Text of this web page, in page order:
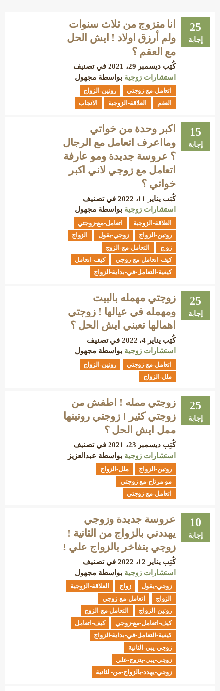
25
إجابة
انا متزوج من ثلاث سنوات
ولم أرزق اولاد ! ايش الحل
مع العقم ؟
كُتِب ديسمبر 29، 2021
في تصنيف
استشارات زوجية بواسطة مجهول
اتعامل-مع-زوجتي
روتين-الزواج
العقم
العلاقة-الزوجية الانجاب
15
إجابة
اكبر وحدة من خواتي
ومااعرف اتعامل مع الرجال
؟ عروسة جديدة ومو عارفة
اتعامل مع زوجي لاني اكبر
خواتي ؟
كُتِب يناير 11، 2022
في تصنيف
استشارات زوجية بواسطة مجهول
العلاقة-الزوجية
اتعامل-مع-زوجتي
روتين-الزواج
زوجي-يقول
الزواج
زواج
التعامل-مع-الزوج
كيف-اتعامل-مع-زوجي
كيف-اتعامل
كيفية-التعامل-في-بداية-الزواج
25
إجابة
زوجتي مهمله بالبيت
ومهمله في عيالها ! زوجتي
اهمالها تعبني ايش الحل ؟
كُتِب يناير 4، 2022
في تصنيف
استشارات زوجية بواسطة مجهول
اتعامل-مع-زوجتي
روتين-الزواج
ملل-الزواج
25
إجابة
زوجتي ممله ! اطفش من
زوجتي كثير ! زوجتي روتينها
ممل ايش الحل ؟
كُتِب ديسمبر 23، 2021
في تصنيف
استشارات زوجية بواسطة عبدالعزيز
روتين-الزواج
ملل-الزواج
مو-مرتاح-مع-زوجتي
اتعامل-مع-زوجتي
10
إجابة
عروسة جديدة وزوجي
يهددني بالزواج من الثانية !
زوجي يتفاخر بالزواج علي !
كُتِب يناير 12، 2022
في تصنيف
استشارات زوجية بواسطة مجهول
زوجي-يقول زواج
العلاقة-الزوجية
الزواج
اتعامل-مع-زوجي
روتين-الزواج
التعامل-مع-الزوج
كيف-اتعامل-مع-زوجي
كيف-اتعامل
كيفية-التعامل-في-بداية-الزواج
زوجي-يبي-الثانية
زوجي-يبي-يتزوج-علي
زوجي-يهدد-بالزواج-من-الثانية